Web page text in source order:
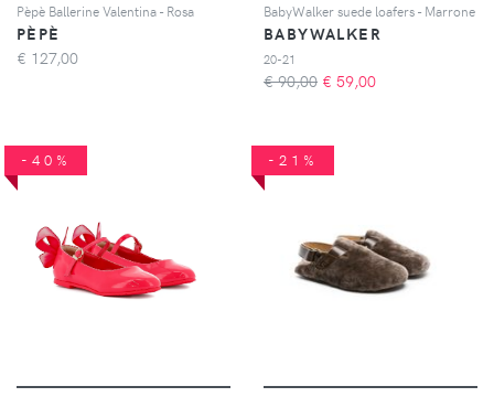
Pèpè Ballerine Valentina - Rosa
PÈPÈ
€ 127,00
BabyWalker suede loafers - Marrone
BABYWALKER
20-21
€ 90,00 € 59,00
-40% -21%